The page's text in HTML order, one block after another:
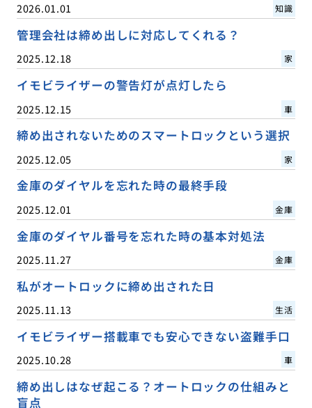
2026.01.01 知識
管理会社は締め出しに対応してくれる？
2025.12.18 家
イモビライザーの警告灯が点灯したら
2025.12.15 車
締め出されないためのスマートロックという選択
2025.12.05 家
金庫のダイヤルを忘れた時の最終手段
2025.12.01 金庫
金庫のダイヤル番号を忘れた時の基本対処法
2025.11.27 金庫
私がオートロックに締め出された日
2025.11.13 生活
イモビライザー搭載車でも安心できない盗難手口
2025.10.28 車
締め出しはなぜ起こる？オートロックの仕組みと
盲点